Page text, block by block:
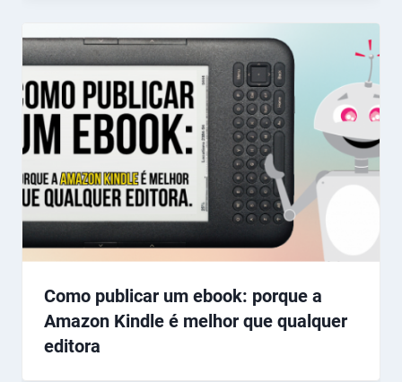
Como publicar um ebook: porque a
Amazon Kindle é melhor que qualquer
editora